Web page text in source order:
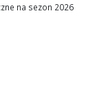
na sezon 2026